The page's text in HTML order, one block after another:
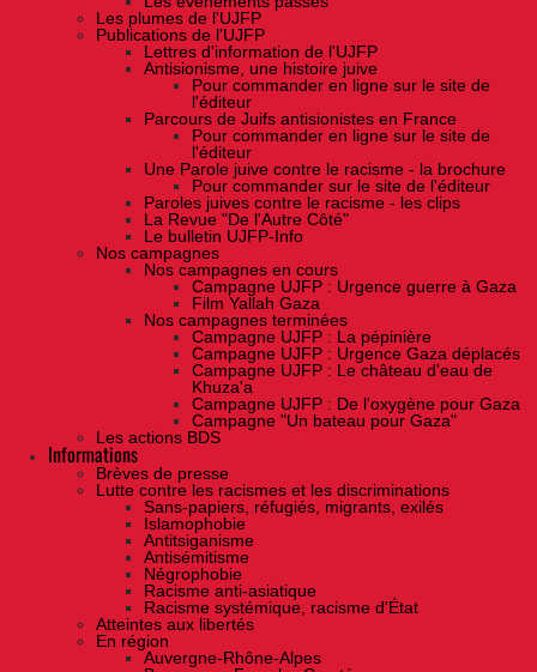
Les plumes de l'UJFP
Publications de l'UJFP
Lettres d'information de l'UJFP
Antisionisme, une histoire juive
Pour commander en ligne sur le site de
l'éditeur
Parcours de Juifs antisionistes en France
Pour commander en ligne sur le site de
l'éditeur
Une Parole juive contre le racisme - la brochure
Pour commander sur le site de l'éditeur
Paroles juives contre le racisme - les clips
La Revue "De l'Autre Côté"
Le bulletin UJFP-Info
Nos campagnes
Nos campagnes en cours
Campagne UJFP : Urgence guerre à Gaza
Film Yallah Gaza
Nos campagnes terminées
Campagne UJFP : La pépinière
Campagne UJFP : Urgence Gaza déplacés
Campagne UJFP : Le château d'eau de
Khuza'a
Campagne UJFP : De l'oxygène pour Gaza
Campagne "Un bateau pour Gaza"
Les actions BDS
Informations
Brèves de presse
Lutte contre les racismes et les discriminations
Sans-papiers, réfugiés, migrants, exilés
Islamophobie
Antitsiganisme
Antisémitisme
Négrophobie
Racisme anti-asiatique
Racisme systémique, racisme d'État
Atteintes aux libertés
En région
Auvergne-Rhône-Alpes